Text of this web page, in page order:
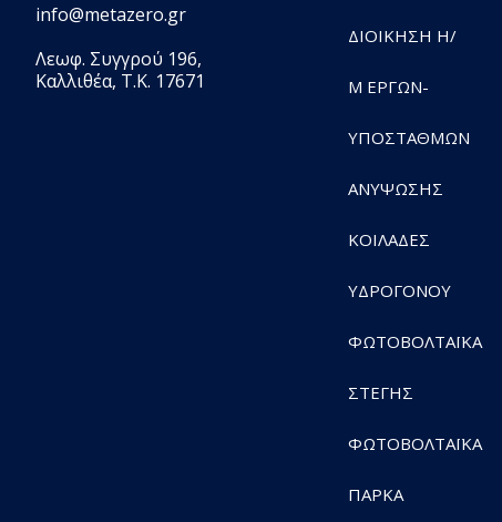
info@metazero.gr
Λεωφ. Συγγρού 196,
Καλλιθέα, Τ.Κ. 17671
ΔΙΟΙΚΗΣΗ Η/
Μ ΕΡΓΩΝ-
ΥΠΟΣΤΑΘΜΩΝ
ΑΝΥΨΩΣΗΣ
ΚΟΙΛΑΔΕΣ
ΥΔΡΟΓΟΝΟΥ
ΦΩΤΟΒΟΛΤΑΪΚΑ
ΣΤΕΓΗΣ
ΦΩΤΟΒΟΛΤΑΪΚΑ
ΠΑΡΚΑ